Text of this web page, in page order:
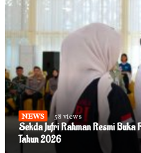
NEWS 58 views
Sekda Jufri Rahman Resmi
Tahun 2026